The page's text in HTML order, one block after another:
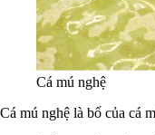
Cá mú nghệ
Cá mú nghệ là bố của cá